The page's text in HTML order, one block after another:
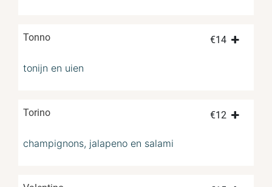
Tonno €14
tonijn en uien
Torino €12
champignons, jalapeno en salami